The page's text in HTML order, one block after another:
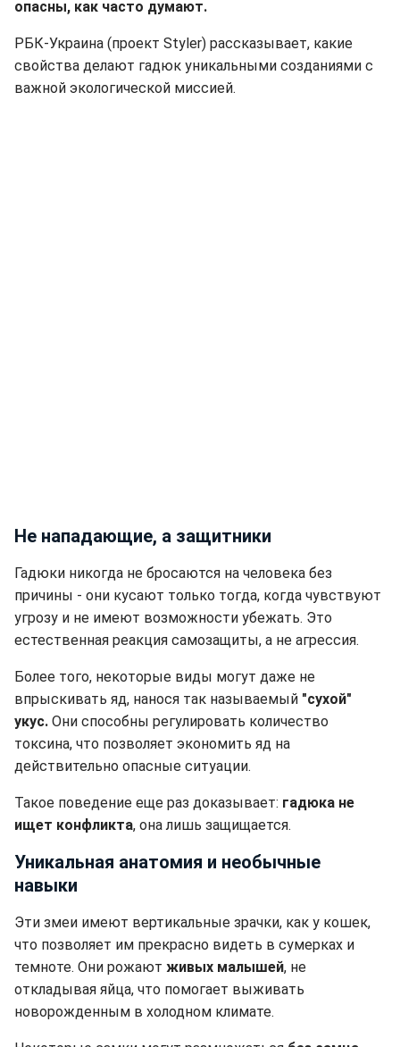
опасны, как часто думают.
РБК-Украина (проект Styler) рассказывает, какие
свойства делают гадюк уникальными созданиями с
важной экологической миссией.
Не нападающие, а защитники
Гадюки никогда не бросаются на человека без
причины - они кусают только тогда, когда чувствуют
угрозу и не имеют возможности убежать. Это
естественная реакция самозащиты, а не агрессия.
Более того, некоторые виды могут даже не
впрыскивать яд, нанося так называемый "сухой"
укус. Они способны регулировать количество
токсина, что позволяет экономить яд на
действительно опасные ситуации.
Такое поведение еще раз доказывает: гадюка не
ищет конфликта, она лишь защищается.
Уникальная анатомия и необычные
навыки
Эти змеи имеют вертикальные зрачки, как у кошек,
что позволяет им прекрасно видеть в сумерках и
темноте. Они рожают живых малышей, не
откладывая яйца, что помогает выживать
новорожденным в холодном климате.